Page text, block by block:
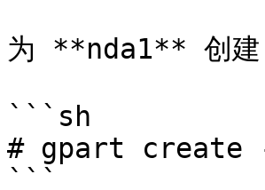
为 **nda1** 创建
```sh
# gpart create -
```